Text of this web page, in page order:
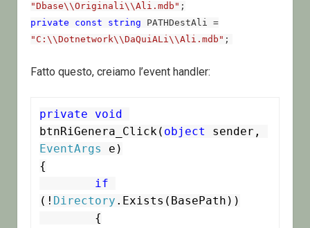
"Dbase\\Originali\\Ali.mdb" ;
private
const string PATHDestAli =
"C:\\Dotnetwork\\DaQuiALi\\Ali.mdb" ;
Fatto questo, creiamo l’event handler:
private
void
btnRiGenera_Click( object
EventArgs e)
{
if
(! Directory .Exists(BasePath))